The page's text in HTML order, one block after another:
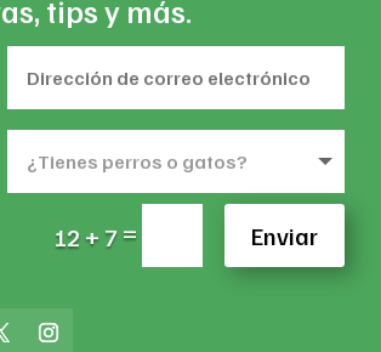
tips y más.
12 + 7 = Enviar